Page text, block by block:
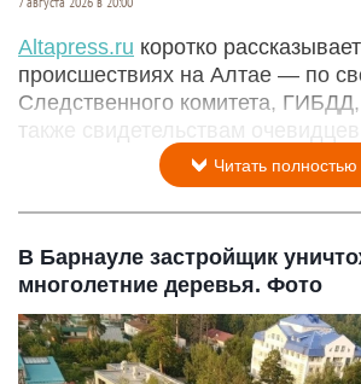
Аltapress.ru коротко
происшествиях на Алтае — по
Следственного комитета,
также свидетельствам очевидцев.
Читать полностью
В Барнауле застройщик
многолетние деревья. Фото